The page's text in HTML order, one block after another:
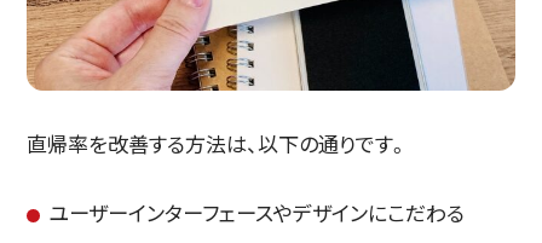
直帰率を改善する方法は、以下の通りです。
ユーザーインターフェースやデザインにこだわる